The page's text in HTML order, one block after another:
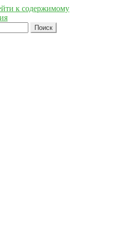
к содержимому
Поиск